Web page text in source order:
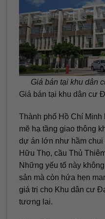
Giá bán tại khu dân
Giá bán tại khu dân cư
Thành phố Hồ Chí Minh
mẽ hạ tầng giao thông
dự án lớn như hầm chui
Hữu Thọ, cầu Thủ
Những yếu tố này
sản mà còn hứa hẹn
giá trị cho Khu dân cư
tương lai.